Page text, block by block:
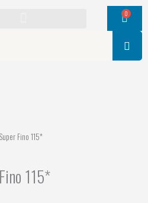
0
Cart
Fino 115*
115*